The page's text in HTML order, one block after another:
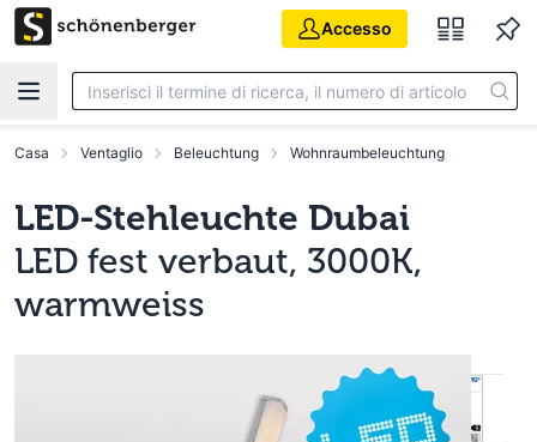
Vai al contenuto principale
Accesso
Casa Ventaglio Beleuchtung Wohnraumbeleuchtung
LED-Stehleuchte Dubai
LED fest verbaut, 3000K,
warmweiss